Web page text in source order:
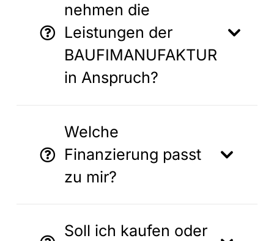
nehmen die
Leistungen der
BAUFIMANUFAKTUR
in Anspruch?
Welche
Finanzierung passt
zu mir?
Soll ich kaufen oder